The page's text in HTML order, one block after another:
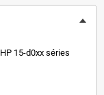
15-d0xx séries